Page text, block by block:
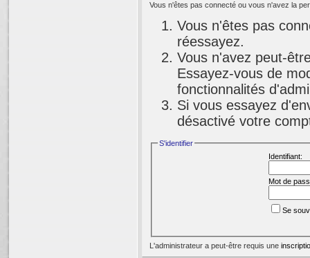
Vous n'êtes pas connecté ou vous n'avez la
Vous n'êtes pas
réessayez.
Vous n'avez peut-
Essayez-vous de
fonctionnalités
Si vous essayez
désactivé votre
S'identifier
Identifiant:
Mot de
Se
L'administrateur a peut-être requis une